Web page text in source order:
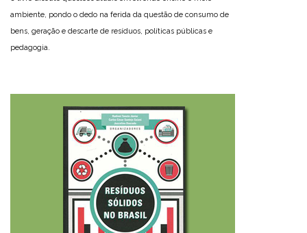
ambiente, pondo o dedo na ferida da questão de consumo de
bens, geração e descarte de resíduos, políticas públicas e
pedagogia.